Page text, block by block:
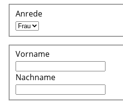
Anrede
Vorname
Nachname